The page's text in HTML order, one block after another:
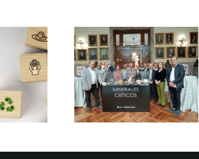
CSIC
en el
de la
y Vida
La Fundación
Minería y Vida
participa en las
jornadas
“Comunidad,
Minería y